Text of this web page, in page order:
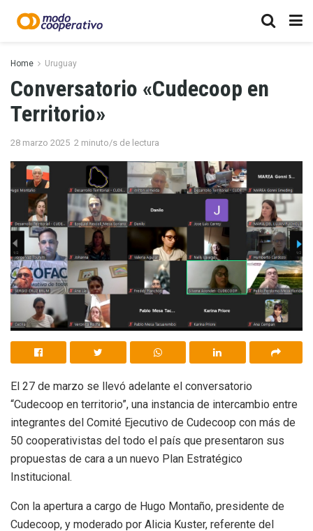
Home Uruguay
Conversatorio «Cudecoop en
Territorio»
28 marzo 2025 2 minuto/s de lectura
El 27 de marzo se llevó adelante el conversatorio
“Cudecoop en territorio”, una instancia de intercambio entre
integrantes del Comité Ejecutivo de Cudecoop con más de
50 cooperativistas del todo el país que presentaron sus
propuestas de cara a un nuevo Plan Estratégico
Institucional.
Con la apertura a cargo de Hugo Montaño, presidente de
Cudecoop, y moderado por Alicia Kuster, referente del